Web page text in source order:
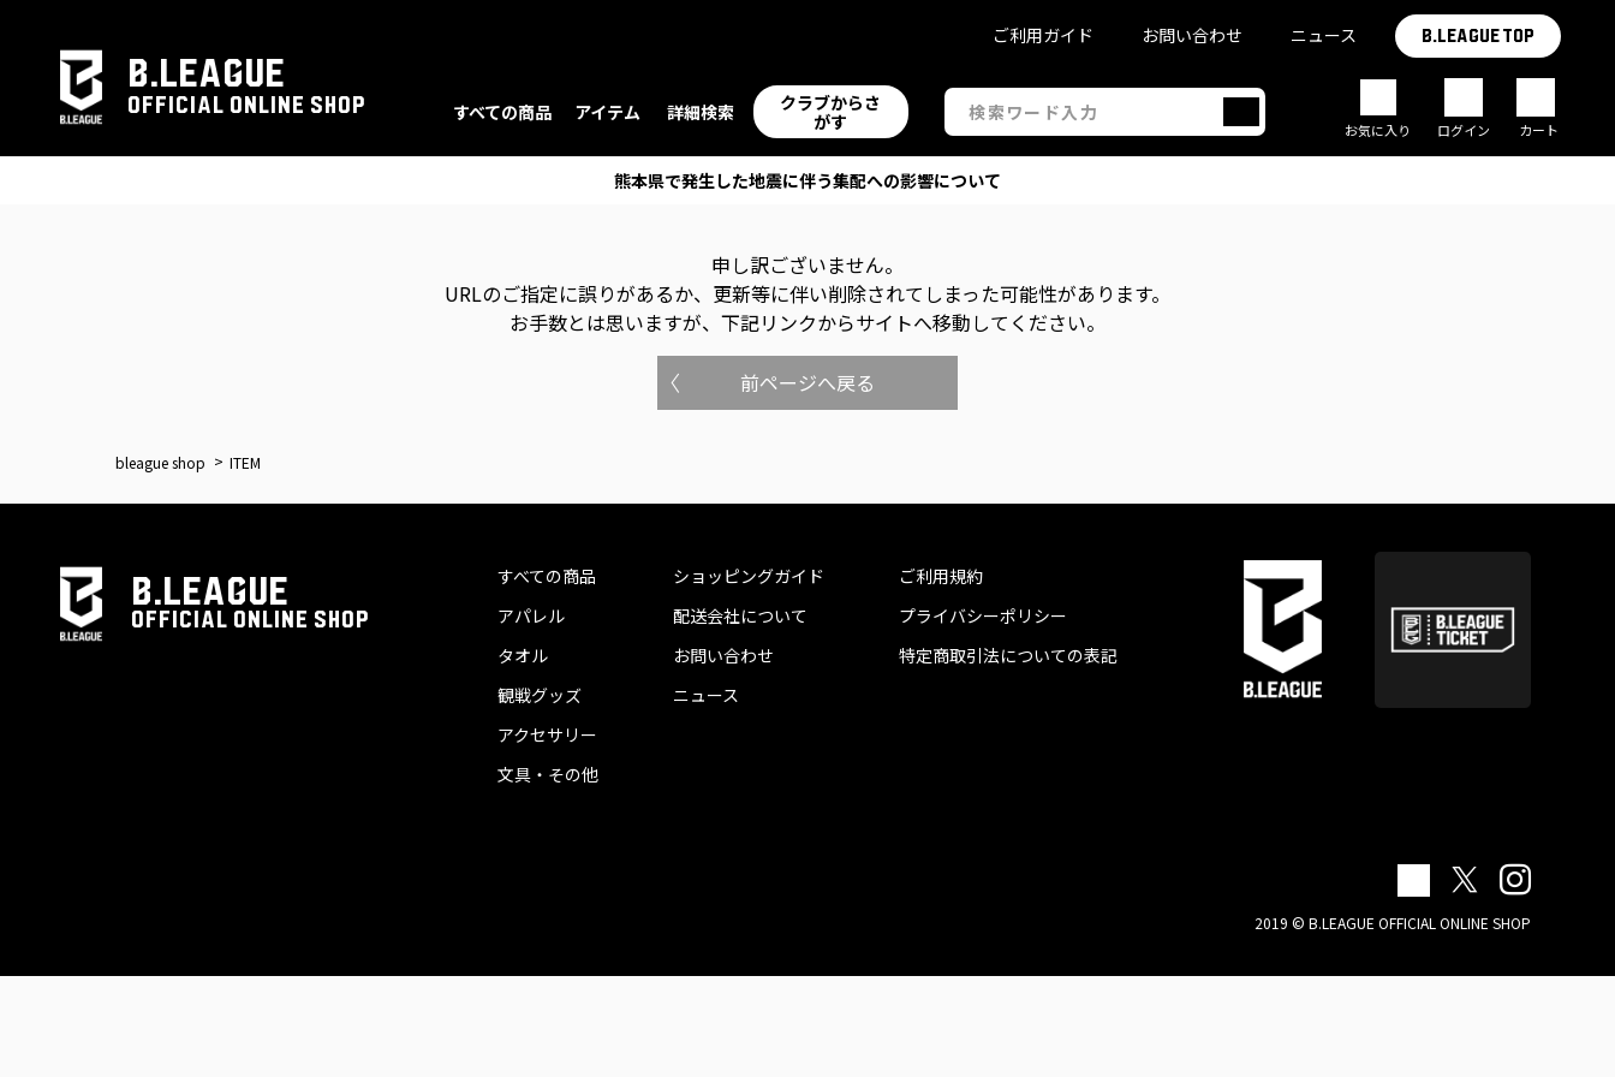
B.LEAGUE
OFFICIAL ONLINE SHOP すべての商品 アイテム 詳細検索
クラブからさ
がす
ご利用ガイド お問い合わせ ニュース B.LEAGUE TOP
お気に入り ログイン カート
熊本県で発生した地震に伴う集配への影響について
申し訳ございません。
URLのご指定に誤りがあるか、更新等に伴い削除されてしまった可能性があります。
お手数とは思いますが、下記リンクからサイトへ移動してください。
前ページへ戻る
bleague shop ITEM
B.LEAGUE
OFFICIAL ONLINE SHOP
すべての商品
アパレル
タオル
観戦グッズ
アクセサリー
文具・その他
ショッピングガイド
配送会社について
お問い合わせ
ニュース
ご利用規約
プライバシーポリシー
特定商取引法についての表記
2019 © B.LEAGUE OFFICIAL ONLINE SHOP